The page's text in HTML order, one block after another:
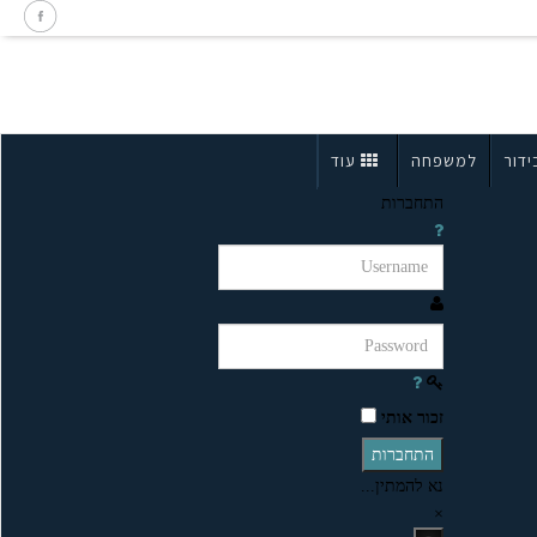
למשפחה עוד
התחברות
זכור אותי
התחברות
נא להמתין...
×